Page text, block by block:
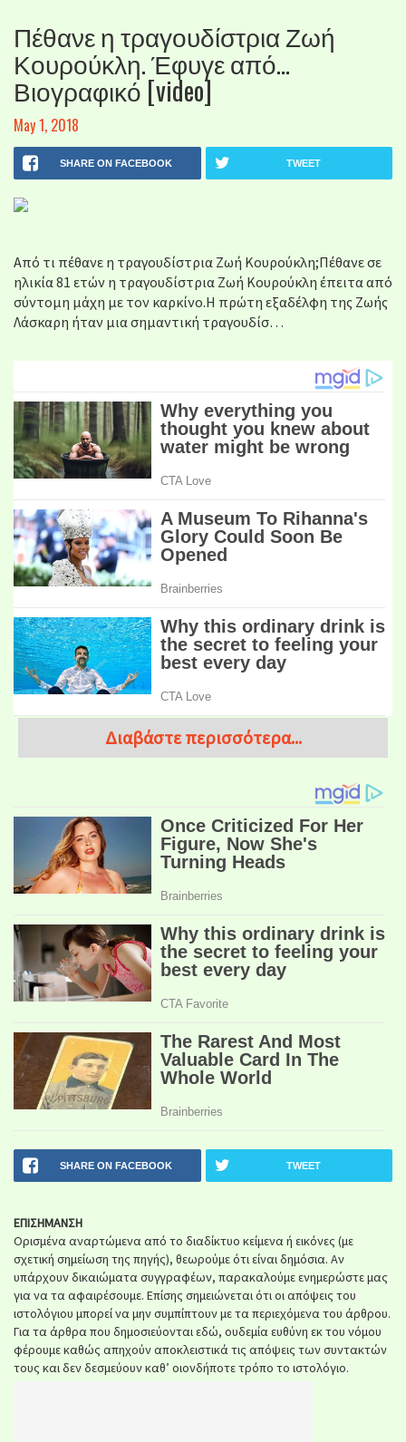
Πέθανε η τραγουδίστρια Ζωή
Κουρούκλη. Έφυγε από…
Βιογραφικό [video]
May 1, 2018
SHARE ON FACEBOOK TWEET
Από τι πέθανε η τραγουδίστρια Ζωή Κουρούκλη;Πέθανε σε
ηλικία 81 ετών η τραγουδίστρια Ζωή Κουρούκλη έπειτα από
σύντομη μάχη με τον καρκίνο.Η πρώτη εξαδέλφη της Ζωής
Λάσκαρη ήταν μια σημαντική τραγουδίσ…
Διαβάστε περισσότερα...
SHARE ON FACEBOOK TWEET
ΕΠΙΣΗΜΑΝΣΗ
Ορισμένα αναρτώμενα από το διαδίκτυο κείμενα ή εικόνες (με
σχετική σημείωση της πηγής), θεωρούμε ότι είναι δημόσια. Αν
υπάρχουν δικαιώματα συγγραφέων, παρακαλούμε ενημερώστε μας
για να τα αφαιρέσουμε. Επίσης σημειώνεται ότι οι απόψεις του
ιστολόγιου μπορεί να μην συμπίπτουν με τα περιεχόμενα του άρθρου.
Για τα άρθρα που δημοσιεύονται εδώ, ουδεμία ευθύνη εκ του νόμου
φέρουμε καθώς απηχούν αποκλειστικά τις απόψεις των συντακτών
τους και δεν δεσμεύουν καθ’ οιονδήποτε τρόπο το ιστολόγιο.